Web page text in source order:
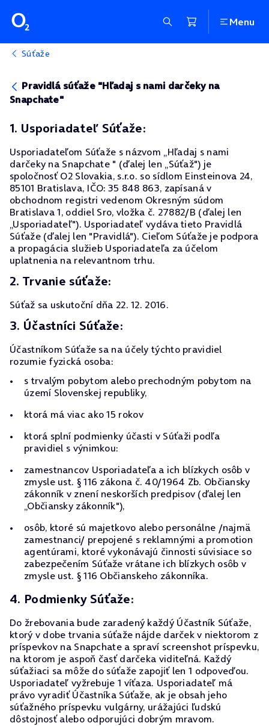
Menu
Súťaže
Pravidlá súťaže "Hľadaj s nami darčeky na
Snapchate"
1. Usporiadateľ Súťaže:
Usporiadateľom Súťaže s názvom „Hľadaj s nami
darčeky na Snapchate " (ďalej len „Súťaž") je
spoločnosť O2 Slovakia, s.r.o. so sídlom Einsteinova 24,
85101 Bratislava, IČO: 35 848 863, zapísaná v
obchodnom registri vedenom Okresným súdom
Bratislava 1, oddiel Sro, vložka č. 27882/B (ďalej len
„Usporiadateľ"). Usporiadateľ vydáva tieto Pravidlá
Súťaže (ďalej len "Pravidlá"). Cieľom Súťaže je podpora
a propagácia služieb Usporiadateľa za účelom
uplatnenia na relevantnom trhu.
2. Trvanie súťaže:
Súťaž sa uskutoční dňa 22. 12. 2016.
3. Účastníci Súťaže:
Účastníkom Súťaže sa na účely týchto pravidiel
rozumie fyzická osoba:
s trvalým pobytom alebo prechodným pobytom na
území Slovenskej republiky,
ktorá má viac ako 15 rokov
ktorá splní podmienky účasti v Súťaži podľa
pravidiel s výnimkou:
zamestnancov Usporiadateľa a ich blízkych osôb v
zmysle ust. § 116 zákona č. 40/1964 Zb. Občiansky
zákonník v znení neskorších predpisov (ďalej len
„Občiansky zákonník"),
osôb, ktoré sú majetkovo alebo personálne /najmä
zamestnanci/ prepojené s reklamnými a promotion
agentúrami, ktoré vykonávajú činnosti súvisiace so
zabezpečením Súťaže vrátane ich blízkych osôb v
zmysle ust. § 116 Občianskeho zákonníka.
4. Podmienky Súťaže:
Do žrebovania bude zaradený každý Účastník Súťaže,
ktorý v dobe trvania súťaže nájde darček v niektorom z
príspevkov na Snapchate a spraví screenshot príspevku,
na ktorom je aspoň časť darčeka viditeľná. Každý
súťažiaci sa môže do súťaže zapojiť len 1 odpoveďou.
Usporiadateľ vyžrebuje 1 víťaza. Usporiadateľ má
právo vyradiť Účastníka Súťaže, ak je obsah jeho
súťažného príspevku vulgárny, urážajúci ľudskú
dôstojnosť alebo odporujúci dobrým mravom.